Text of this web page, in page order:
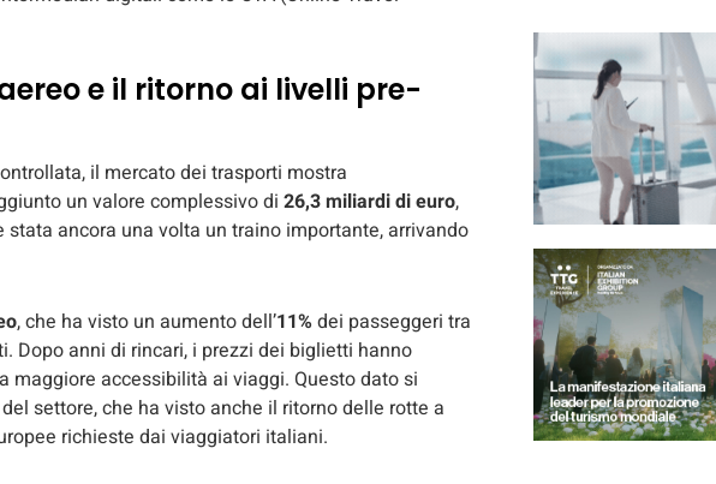
e il ritorno ai livelli pre-
il mercato dei trasporti mostra
un valore complessivo di 26,3 miliardi di euro,
ancora una volta un traino importante, arrivando
, che ha visto un aumento dell’11%dei passeggeri tra
Dopo anni di rincari, i prezzi dei biglietti hanno
maggiore accessibilità ai viaggi. Questo dato si
settore, che ha visto anche il ritorno delle rotte a
richieste dai viaggiatori italiani.